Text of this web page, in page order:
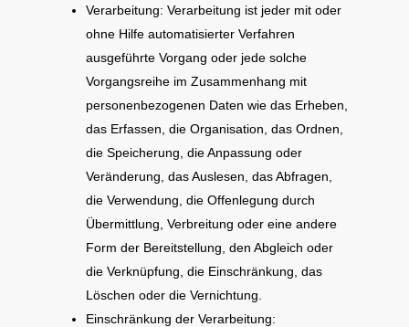
Verarbeitung: Verarbeitung ist jeder mit oder
ohne Hilfe automatisierter Verfahren
ausgeführte Vorgang oder jede solche
Vorgangsreihe im Zusammenhang mit
personenbezogenen Daten wie das Erheben,
das Erfassen, die Organisation, das Ordnen,
die Speicherung, die Anpassung oder
Veränderung, das Auslesen, das Abfragen,
die Verwendung, die Offenlegung durch
Übermittlung, Verbreitung oder eine andere
Form der Bereitstellung, den Abgleich oder
die Verknüpfung, die Einschränkung, das
Löschen oder die Vernichtung.
Einschränkung der Verarbeitung: